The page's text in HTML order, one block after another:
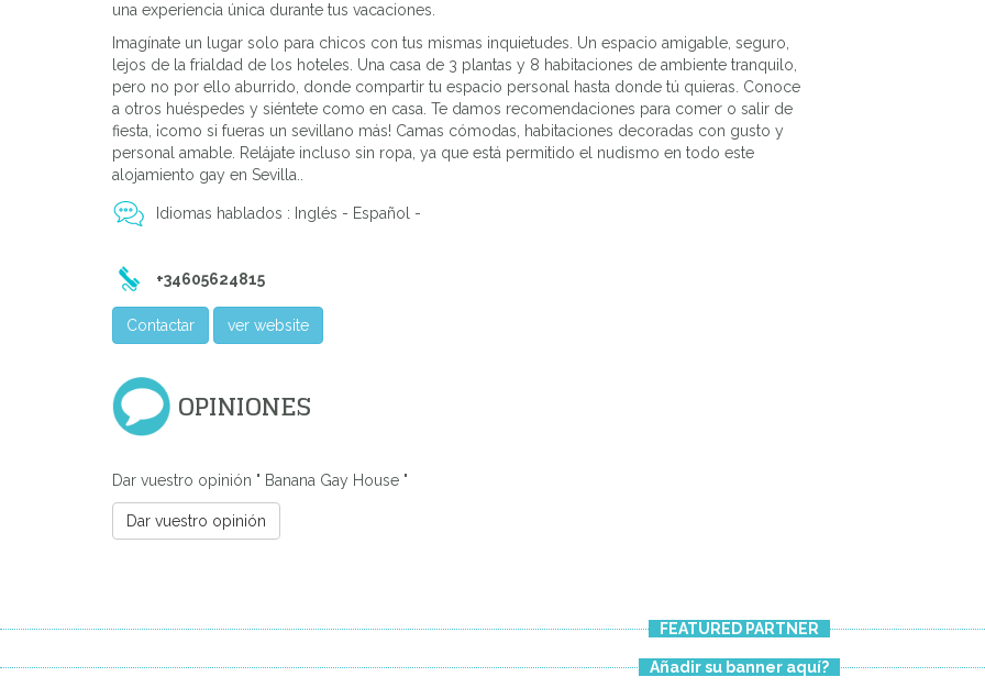
una experiencia única durante tus vacaciones.
Imagínate un lugar solo para chicos con tus mismas inquietudes. Un espacio amigable , seguro,
lejos de la frialdad de los hoteles. Una casa de 3 plantas y 8 habitaciones de ambiente tranquilo,
pero no por ello aburrido, donde compartir tu espacio personal hasta donde tú quieras. Conoce
a otros huéspedes y siéntete como en casa . Te damos recomendaciones para comer o salir de
fiesta, ¡como si fueras un sevillano más! Camas cómodas, habitaciones decoradas con gusto y
personal amable. Relájate incluso sin ropa, ya que está permitido el nudismo en todo este
alojamiento gay en Sevilla.
Idiomas hablados : Inglés - Español -
+34605624815
Contactar ver website
OPINIONES
Dar vuestro opinión " Banana Gay House "
Dar vuestro opinión
FEATURED PARTNER
Añadir su banner aquí?